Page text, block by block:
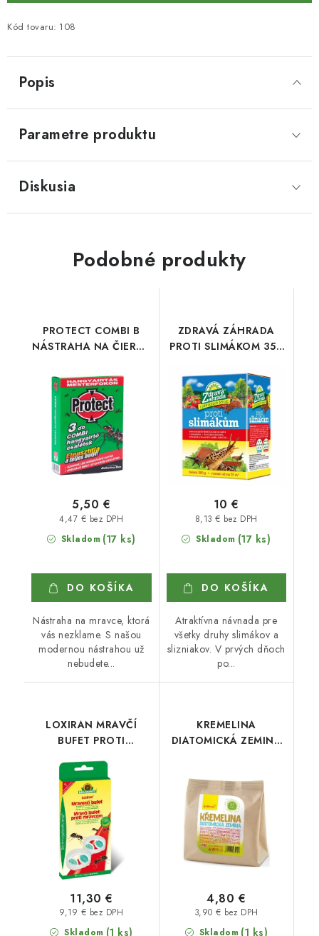
Kód tovaru: 108
Popis
Parametre produktu
Diskusia
Podobné produkty
PROTECT COMBI B
NÁSTRAHA NA ČIERNE
Skladom (17 ks)
4,47 € bez DPH
5,50 €
DO KOŠÍKA
Nástraha na mravce, ktorá
vás nezklame. S našou
modernou nástrahou už
nebudete...
ZDRAVÁ ZÁHRADA
PROTI SLIMÁKOM 350
Skladom (17 ks)
8,13 € bez DPH
10 €
DO KOŠÍKA
Atraktívna návnada pre
všetky druhy slimákov a
slizniakov. V prvých dňoch
po...
LOXIRAN MRAVČÍ
BUFET PROTI
Skladom (1 ks)
9,19 € bez DPH
11,30 €
KREMELINA
DIATOMICKÁ ZEMINA
Skladom (1 ks)
3,90 € bez DPH
4,80 €